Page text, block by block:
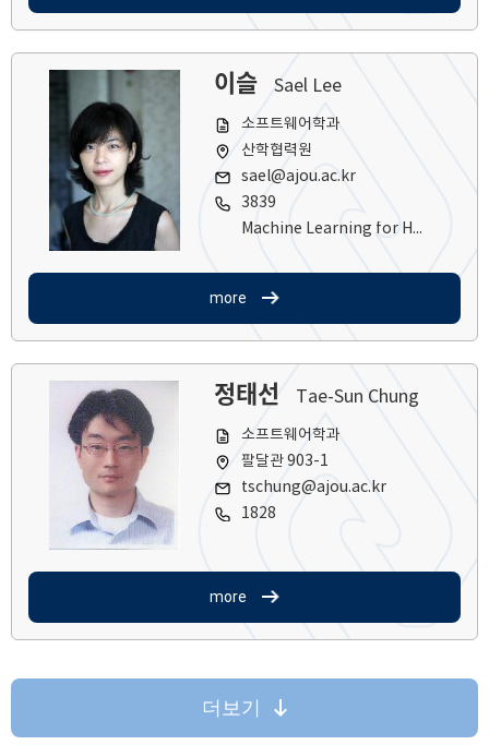
이슬 Sael Lee
소프트웨어학과
산학협력원
sael@ajou.ac.kr
3839
Machine Learning for Healthcare, Tensor Analysis, and Bioinformatics (연구실 산학원 602호)
more
정태선 Tae-Sun Chung
소프트웨어학과
팔달관 903-1
tschung@ajou.ac.kr
1828
more
더보기